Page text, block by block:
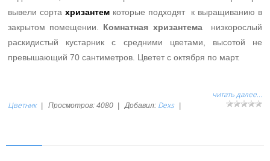
вывели сорта хризантем которые подходят к выращиванию в
закрытом помещении. Комнатная хризантеманизкорослый
раскидистый кустарник с средними цветами, высотой не
превышающий 70 сантиметров. Цветет с октября по март.
читать далее...
Цветник
Просмотров: 4080 Добавил: Dexs